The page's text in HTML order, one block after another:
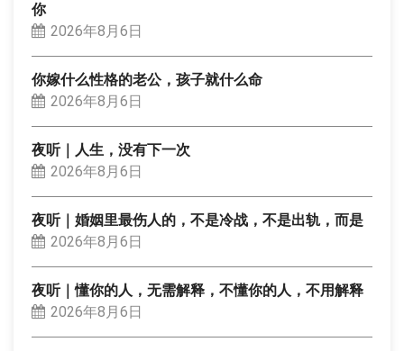
你
2026年8月6日
你嫁什么性格的老公，孩子就什么命
2026年8月6日
夜听｜人生，没有下一次
2026年8月6日
夜听｜婚姻里最伤人的，不是冷战，不是出轨，而是
2026年8月6日
夜听｜懂你的人，无需解释，不懂你的人，不用解释
2026年8月6日